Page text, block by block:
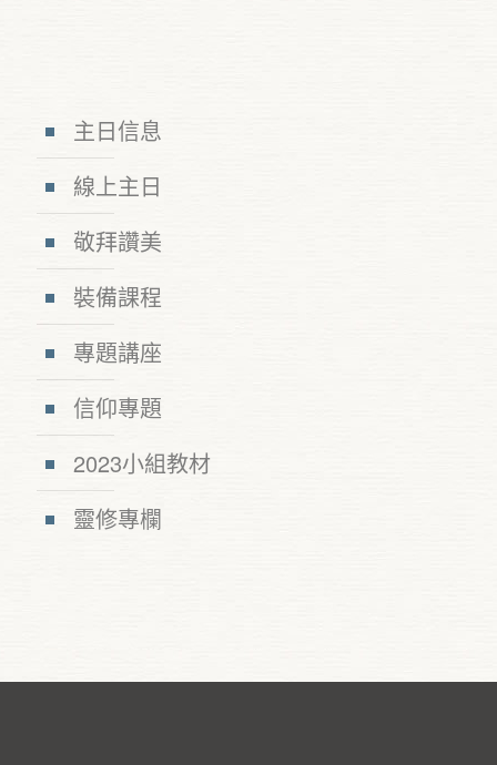
主日信息
線上主日
敬拜讚美
裝備課程
專題講座
信仰專題
2023小組教材
靈修專欄